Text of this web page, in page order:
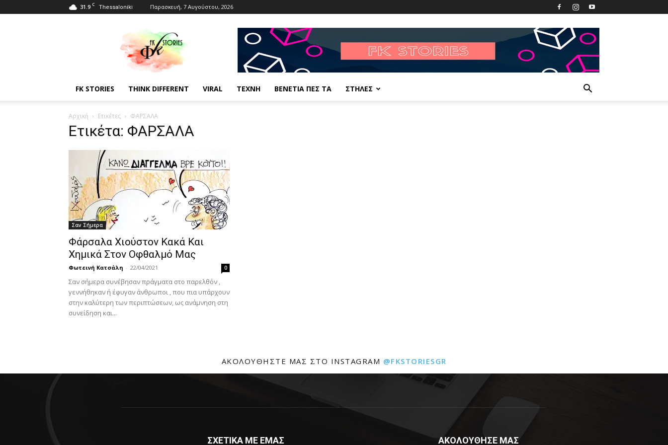
31.9 C Thessaloniki Παρασκευή, 7 Αυγούστου, 2026
Fkstories
FK STORIES THINK DIFFERENT VIRAL ΤΕΧΝΗ ΒΕΝΕΤΙΑ ΠΕΣ ΤΑ ΣΤΗΛΕΣ
Αρχική Ετικέτες ΦΑΡΣΑΛΑ
Ετικέτα: ΦΑΡΣΑΛΑ
Σαν Σήμερα
Φάρσαλα Χιούστον Κακά Και
Χημικά Στον Οφθαλμό Μας
Φωτεινή Κατσάλη - 22/04/2021 0
Σαν σήμερα συνέβησαν πράγματα στο παρελθόν ,
γεννήθηκαν ή έφυγαν άνθρωποι , που πια υπάρχουν
στην καλύτερη των περιπτώσεων, ως ανάμνηση στη
συνείδηση και...
ΑΚΟΛΟΥΘΉΣΤΕ ΜΑΣ ΣΤΟ INSTAGRAM @FKSTORIESGR
ΣΧΕΤΙΚΑ ΜΕ ΕΜΑΣ ΑΚΟΛΟΥΘΗΣΕ ΜΑΣ